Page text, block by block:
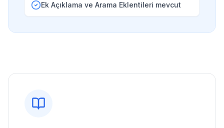
Ek Açıklama ve Arama Eklentileri mevcut